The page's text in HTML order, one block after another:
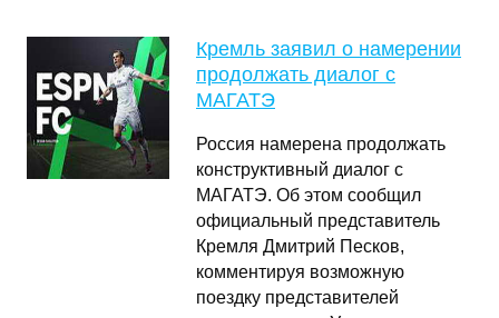
Кремль заявил о намерении
продолжать диалог с
МАГАТЭ
Россия намерена продолжать
конструктивный диалог с
МАГАТЭ. Об этом сообщил
официальный представитель
Кремля Дмитрий Песков,
комментируя возможную
поездку представителей